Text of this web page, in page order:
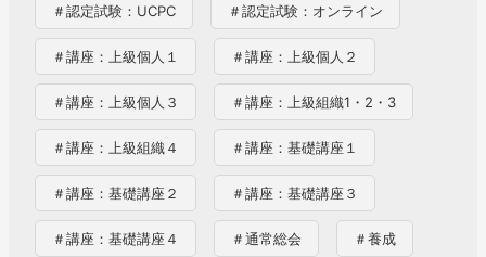
＃認定試験：UCPC ＃認定試験：オンライン
＃講座：上級個人１ ＃講座：上級個人２
＃講座：上級個人３ ＃講座：上級組織1・2・3
＃講座：上級組織４ ＃講座：基礎講座１
＃講座：基礎講座２ ＃講座：基礎講座３
＃講座：基礎講座４ ＃通常総会 ＃養成